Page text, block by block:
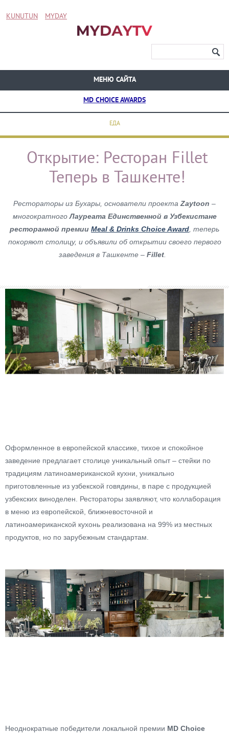
KUNUTUN MYDAY
МЕНЮ САЙТА
MD CHOICE AWARDS
ЕДА
Открытие: Ресторан Fillet
Теперь в Ташкенте!
Рестораторы из Бухары, основатели проекта Zaytoon –
многократногоЛауреата Единственной в Узбекистане
ресторанной премии Meal & Drinks Choice Award , теперь
покоряют столицу, и объявили об открытии своего первого
заведения в Ташкенте – Fillet
Оформленное в европейской классике, тихое и спокойное
заведение предлагает столице уникальный опыт – стейки по
традициям латиноамериканской кухни, уникально
приготовленные из узбекской говядины, в паре с продукцией
узбекских виноделен. Рестораторы заявляют, что коллаборация
в меню из европейской, ближневосточной и
латиноамериканской кухонь реализована на 99% из местных
продуктов, но по зарубежным стандартам.
Неоднократные победители локальной премии MD Choice